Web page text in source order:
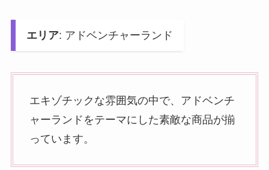
エリア: アドベンチャーランド
エキゾチックな雰囲気の中で、アドベンチ
ャーランドをテーマにした素敵な商品が揃
っています。